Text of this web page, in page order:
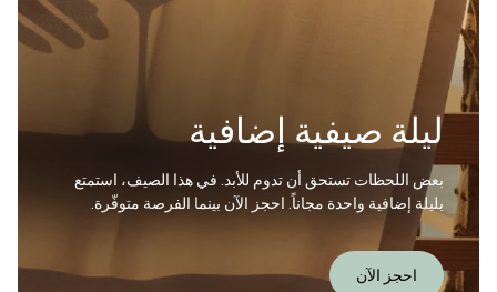
ليلة صيفية إضافية
بعض اللحظات تستحق أن تدوم للأبد. في هذا الصيف، استمتع
بليلة إضافية واحدة مجاناً. احجز الآن بينما الفرصة متوفّرة.
احجز الآن